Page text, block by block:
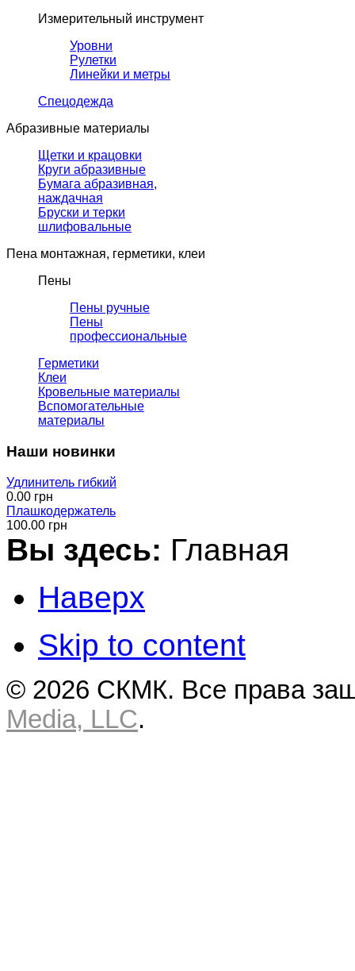
Измерительный инструмент
Уровни
Рулетки
Линейки и метры
Спецодежда
Абразивные материалы
Щетки и крацовки
Круги абразивные
Бумага абразивная,
наждачная
Бруски и терки
шлифовальные
Пена монтажная, герметики, клеи
Пены
Пены ручные
Пены
профессиональные
Герметики
Клеи
Кровельные материалы
Вспомогательные
материалы
Наши новинки
Удлинитель гибкий
0.00 грн
Плашкодержатель
100.00 грн
Вы здесь: Главная
Наверх
Skip to content
© 2026 СКМК. Все права
Media, LLC.